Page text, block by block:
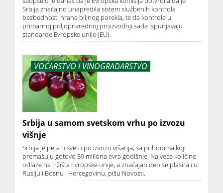
Srbija značajno unapredila sistem službenih kontrola
bezbednosti hrane biljnog porekla, te da kontrole u
primarnoj poljoprivrednoj proizvodnji sada ispunjavaju
standarde Evropske unije (EU).
VOĆARSTVO I VINOGRADARSTVO
Srbija u samom svetskom vrhu po izvozu
višnje
Srbija je peta u svetu po izvozu višanja, sa prihodima koji
premašuju gotovo 59 miliona evra godišnje. Najveće količine
odlaze na tržišta Evropske unije, a značajan deo se plasira i u
Rusiju i Bosnu i Hercegovinu, pišu Novosti.